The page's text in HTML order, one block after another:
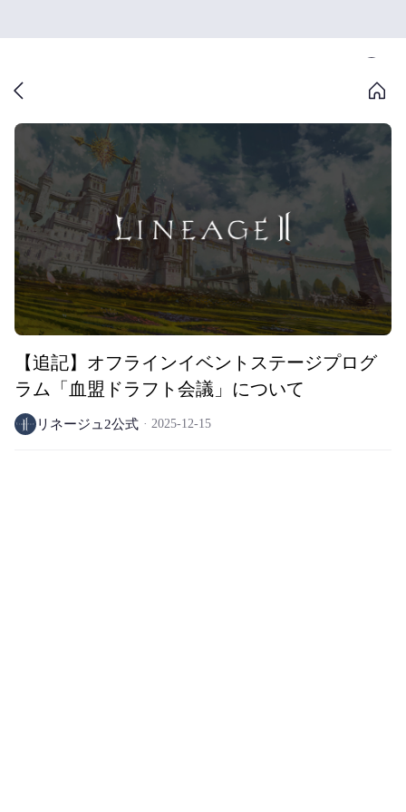
【追記】オフラインイベントステージプログ
ラム「血盟ドラフト会議」について
リネージュ2公式 2025-12-15